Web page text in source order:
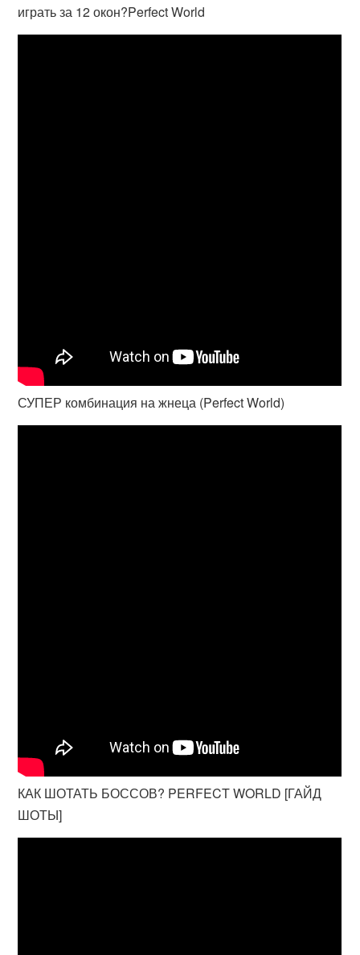
играть за 12 окон?Perfect World
СУПЕР комбинация на жнеца (Perfect World)
КАК ШОТАТЬ БОССОВ? PERFECT WORLD [ГАЙД
ШОТЫ]